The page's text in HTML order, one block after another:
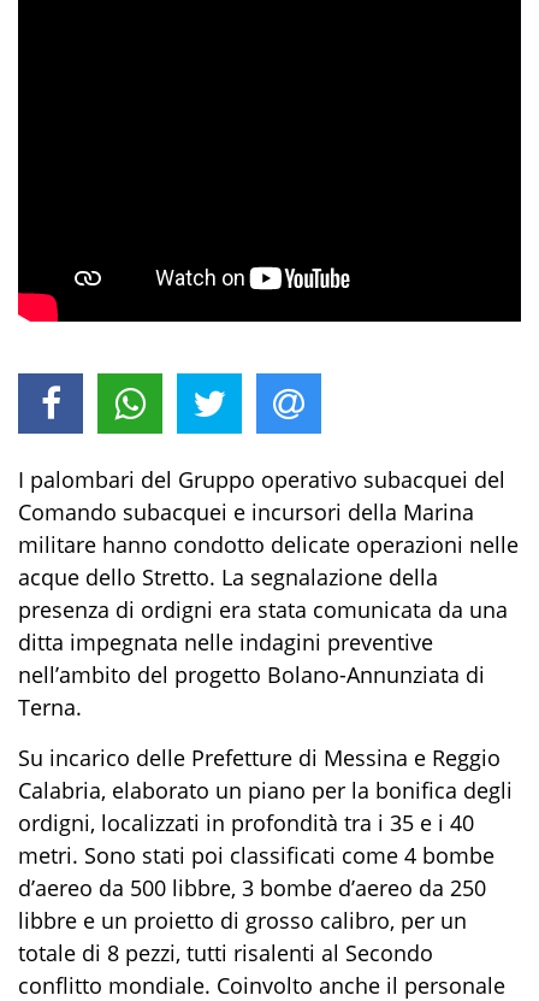
I palombari del Gruppo operativo subacquei del
Comando subacquei e incursori della Marina
militare hanno condotto delicate operazioni nelle
acque dello Stretto. La segnalazione della
presenza di ordigni era stata comunicata da una
ditta impegnata nelle indagini preventive
nell’ambito del progetto Bolano-Annunziata di
Terna.
Su incarico delle Prefetture di Messina e Reggio
Calabria, elaborato un piano per la bonifica degli
ordigni, localizzati in profondità tra i 35 e i 40
metri. Sono stati poi classificati come 4 bombe
d’aereo da 500 libbre, 3 bombe d’aereo da 250
libbre e un proietto di grosso calibro, per un
totale di 8 pezzi, tutti risalenti al Secondo
conflitto mondiale. Coinvolto anche il personale